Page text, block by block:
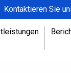
Kontaktieren Sie